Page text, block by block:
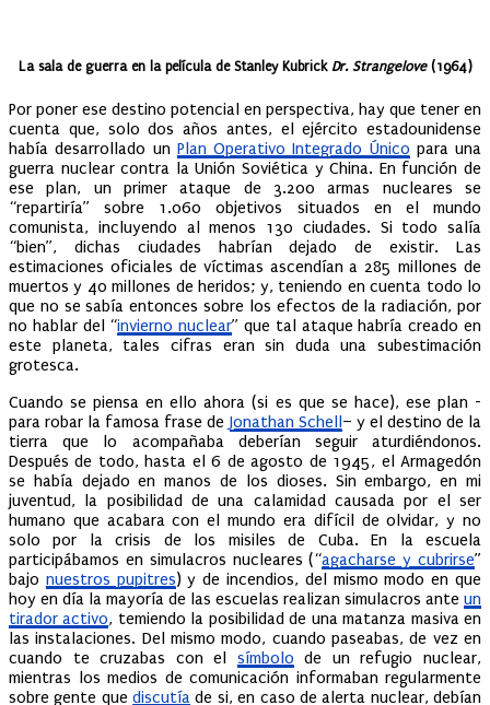
La sala de guerra en la película de Stanley Kubrick Dr. Strangelove(1964)
Por poner ese destino potencial en perspectiva, hay que tener en
cuenta que, solo dos años antes, el ejército estadounidense
había desarrollado un Plan Operativo Integrado Único para una
guerra nuclear contra la Unión Soviética y China. En función de
ese plan, un primer ataque de 3.200 armas nucleares se
“repartiría” sobre 1.060 objetivos situados en el mundo
comunista, incluyendo al menos 130 ciudades. Si todo salía
“bien”, dichas ciudades habrían dejado de existir. Las
estimaciones oficiales de víctimas ascendían a 285 millones de
muertos y 40 millones de heridos; y, teniendo en cuenta todo lo
que no se sabía entonces sobre los efectos de la radiación, por
no hablar del “invierno nuclear” que tal ataque habría creado en
este planeta, tales cifras eran sin duda una subestimación
grotesca.
Cuando se piensa en ello ahora (si es que se hace), ese plan -
para robar la famosa frase de Jonathan Schell– y el destino de la
tierra que lo acompañaba deberían seguir aturdiéndonos.
Después de todo, hasta el 6 de agosto de 1945, el Armagedón
se había dejado en manos de los dioses. Sin embargo, en mi
juventud, la posibilidad de una calamidad causada por el ser
humano que acabara con el mundo era difícil de olvidar, y no
solo por la crisis de los misiles de Cuba. En la escuela
participábamos en simulacros nucleares (“agacharse y cubrirse”
bajo nuestros pupitres) y de incendios, del mismo modo en que
hoy en día la mayoría de las escuelas realizan simulacros ante un
tirador activo, temiendo la posibilidad de una matanza masiva en
las instalaciones. Del mismo modo, cuando paseabas, de vez en
cuando te cruzabas con el símbolo de un refugio nuclear,
mientras los medios de comunicación informaban regularmente
sobre gente quediscutía de si, en caso de alerta nuclear, debían